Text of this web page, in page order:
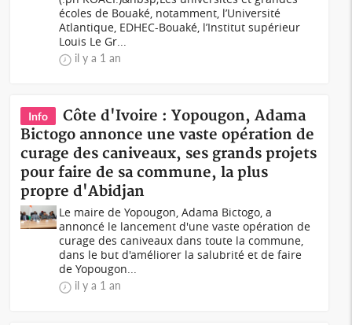
écoles de Bouaké, notamment, l’Université
Atlantique, EDHEC-Bouaké, l’Institut supérieur
Louis Le Gr...
il y a 1 an
Info
Côte d'Ivoire : Yopougon, Adama
Bictogo annonce une vaste opération de
curage des caniveaux, ses grands projets
pour faire de sa commune, la plus
propre d'Abidjan
Le maire de Yopougon, Adama Bictogo, a
annoncé le lancement d'une vaste opération de
curage des caniveaux dans toute la commune,
dans le but d'améliorer la salubrité et de faire
de Yopougon...
il y a 1 an